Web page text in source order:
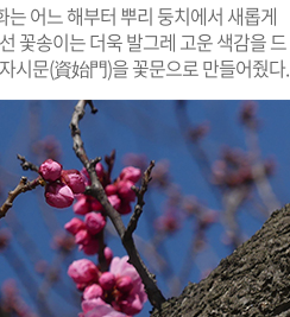
어느 해부터 뿌리 둥치에서 새롭게
꽃송이는 더욱 발그레 고운 색감을 드
시문(資始門)을 꽃문으로 만들어줬다.